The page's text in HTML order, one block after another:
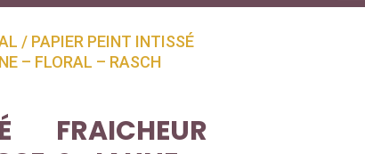
/ PAPIER PEINT INTISSÉ
– FLORAL – RASCH
FRAICHEUR